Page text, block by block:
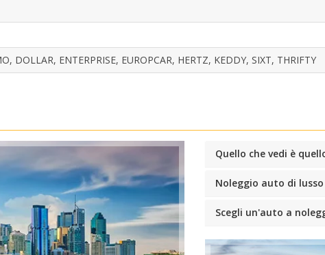
DOLLAR, ENTERPRISE, EUROPCAR, HERTZ, KEDDY, SIXT, THRIFTY
Quello che vedi è
Noleggio auto di
Scegli un'auto a